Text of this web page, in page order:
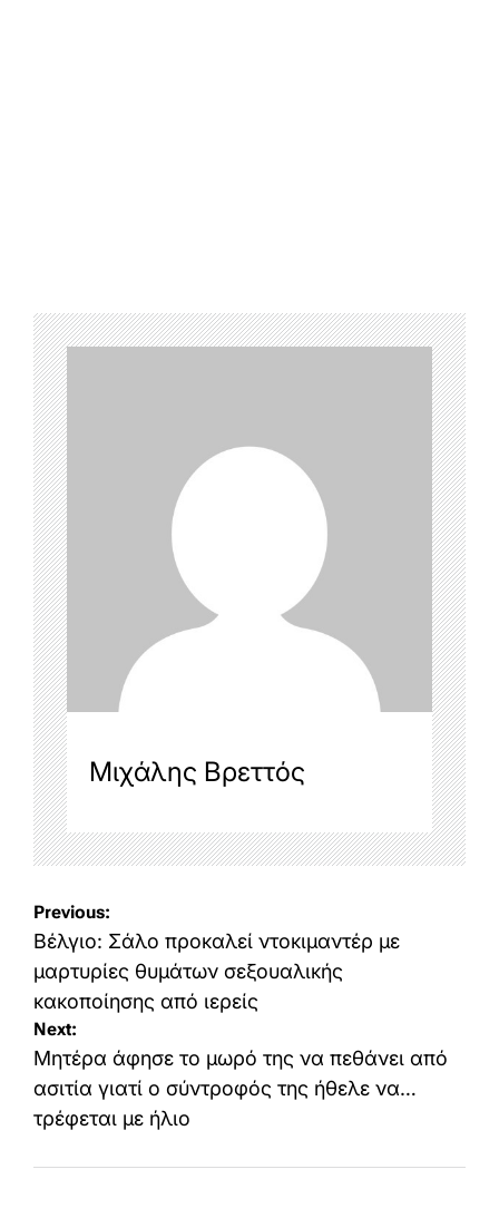
Μιχάλης Βρεττός
Post
navigation
Previous:
Βέλγιο: Σάλο προκαλεί ντοκιμαντέρ με
μαρτυρίες θυμάτων σεξουαλικής
κακοποίησης από ιερείς
Next:
Μητέρα άφησε το μωρό της να πεθάνει από
ασιτία γιατί ο σύντροφός της ήθελε να…
τρέφεται με ήλιο